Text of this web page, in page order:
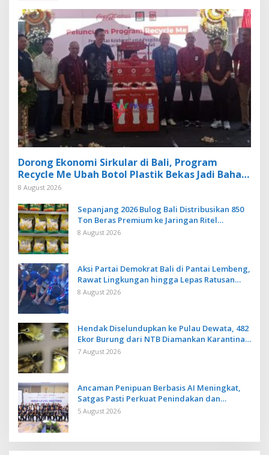
Dorong Ekonomi Sirkular di Bali, Program
Recycle Me Ubah Botol Plastik Bekas Jadi Bahan
Baku Baru
8 August 2026
Sepanjang 2026 Bulog Bali Distribusikan 850
Ton Beras Premium ke Jaringan Ritel
Moderen
8 August 2026
Aksi Partai Demokrat Bali di Pantai Lembeng,
Rawat Lingkungan hingga Lepas Ratusan
Tukik Bedawang Nala
8 August 2026
Hendak Diselundupkan ke Pulau Dewata, 482
Ekor Burung dari NTB Diamankan Karantina
Bali
7 August 2026
Ancaman Penipuan Berbasis AI Meningkat,
Satgas Pasti Perkuat Penindakan dan
Pengembangan Aplikasi Anti Penipuan
5 August 2026